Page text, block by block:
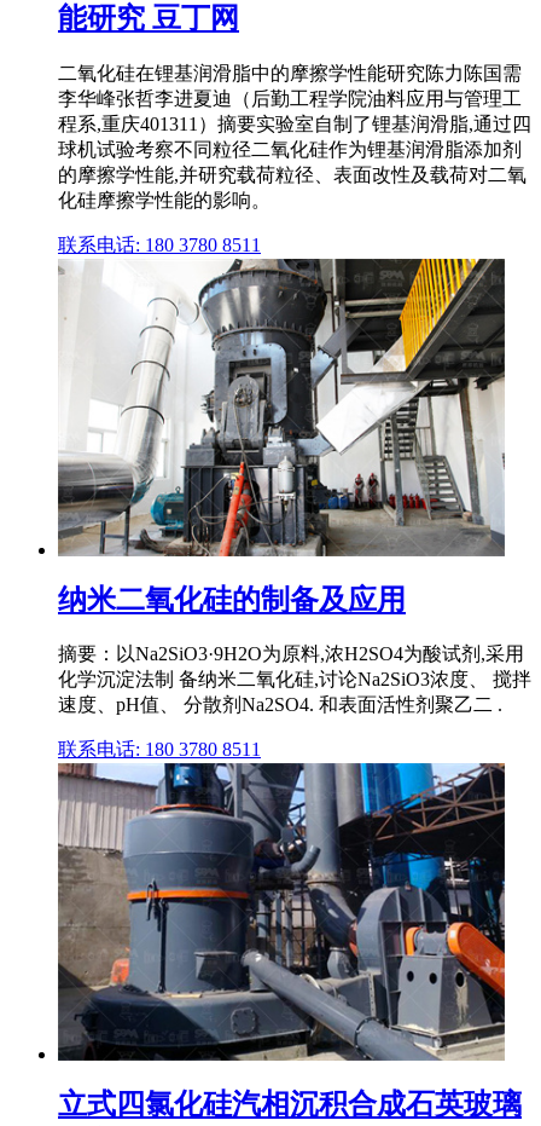
能研究 豆丁网
二氧化硅在锂基润滑脂中的摩擦学性能研究陈力陈国需
李华峰张哲李进夏迪（后勤工程学院油料应用与管理工
程系,重庆401311）摘要实验室自制了锂基润滑脂,通过四
球机试验考察不同粒径二氧化硅作为锂基润滑脂添加剂
的摩擦学性能,并研究载荷粒径、表面改性及载荷对二氧
化硅摩擦学性能的影响。
联系电话: 180 3780 8511
纳米二氧化硅的制备及应用
摘要：以Na2SiO3·9H2O为原料,浓H2SO4为酸试剂,采用
化学沉淀法制 备纳米二氧化硅,讨论Na2SiO3浓度、 搅拌
速度、pH值、 分散剂Na2SO4. 和表面活性剂聚乙二 .
联系电话: 180 3780 8511
立式四氯化硅汽相沉积合成石英玻璃